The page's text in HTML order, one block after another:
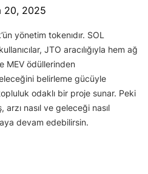
20, 2025
yönetim tokenıdır. SOL
JTO aracılığıyla hem ağ
MEV ödüllerinden
belirleme gücüyle
odaklı bir proje sunar. Peki
arzı nasıl ve geleceği nasıl
devam edebilirsin.